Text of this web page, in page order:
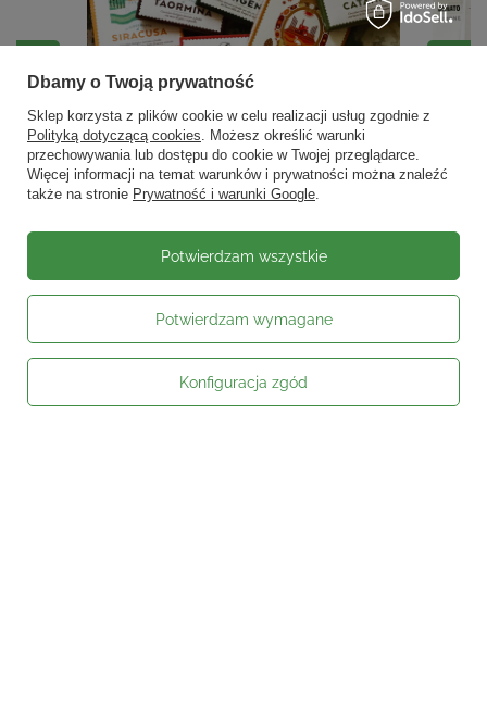
Status zamówienia
Dbamy o Twoją prywatność
Sklep korzysta z plików cookie w celu realizacji usług zgodnie z
Polityką dotyczącą cookies. Możesz określić warunki
przechowywania lub dostępu do cookie w Twojej przeglądarce.
Więcej informacji na temat warunków i prywatności można znaleźć
także na stronie Prywatność i warunki Google.
Potwierdzam wymagane
Konfiguracja zgód
Potwierdzam wszystkie